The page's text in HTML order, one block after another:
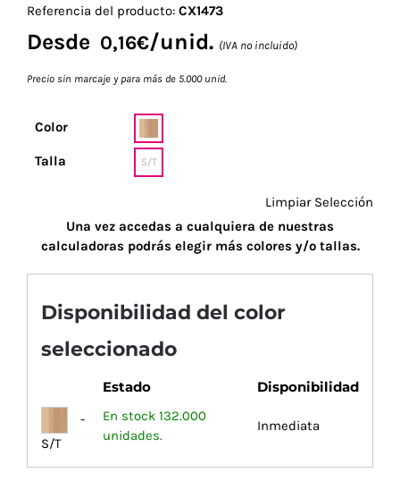
Referencia del producto: CX1473
Desde 0,16€/unid. (IVA no incluido)
Precio sin marcaje y para más de 5.000 unid.
Color
Talla S/T
Limpiar Selección
Una vez accedas a cualquiera de nuestras
calculadoras podrás elegir más colores y/o tallas.
Disponibilidad del color
seleccionado
Estado Disponibilidad
-
S/T
En stock 132.000
unidades.
Inmediata